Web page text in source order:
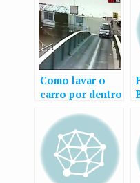
Como lavar o
carro por dentro